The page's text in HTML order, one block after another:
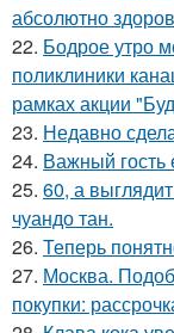
абсолютно
22. Бодрое утро
поликлиники
рамках акции
23. Недавно
24. Важный гость
25. 60, а
чуандо тан.
26. Теперь
27. Москва.
покупки: